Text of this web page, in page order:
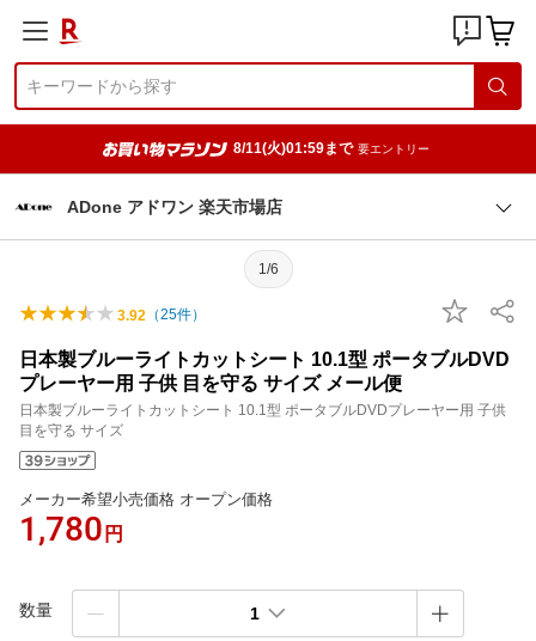
8/11(火)01:59まで 要エントリー
ADone アドワン 楽天市場店
1/6
3.92 （25件）
日本製ブルーライトカットシート 10.1型 ポータブルDVD
プレーヤー用 子供 目を守る サイズ メール便
日本製ブルーライトカットシート 10.1型 ポータブルDVDプレーヤー用 子供
目を守る サイズ
メーカー希望小売価格 オープン価格
1,780 円
数量 1